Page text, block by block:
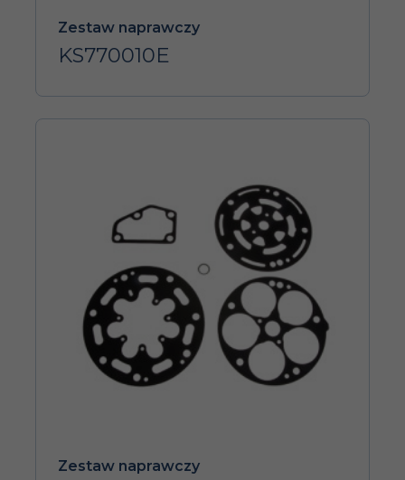
Zestaw naprawczy
KS770010E
Zestaw naprawczy